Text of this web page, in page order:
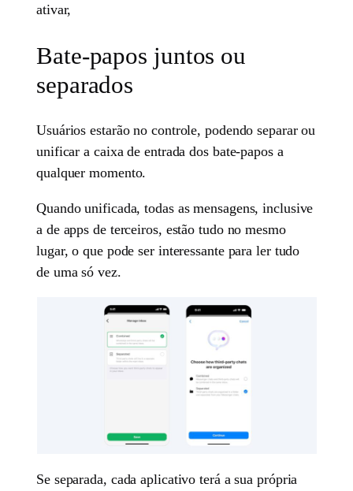
ativar,
Bate-papos juntos ou
separados
Usuários estarão no controle, podendo separar ou
unificar a caixa de entrada dos bate-papos a
qualquer momento.
Quando unificada, todas as mensagens, inclusive
a de apps de terceiros, estão tudo no mesmo
lugar, o que pode ser interessante para ler tudo
de uma só vez.
Se separada, cada aplicativo terá a sua própria